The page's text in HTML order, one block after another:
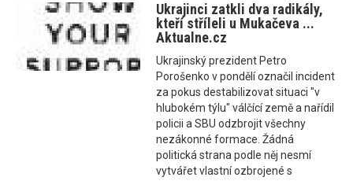
Ukrajinci zatkli dva radikály,
kteří stříleli u Mukačeva ...
Aktualne.cz
Ukrajinský prezident Petro
Porošenko v pondělí označil incident
za pokus destabilizovat situaci "v
hlubokém týlu" válčící země a nařídil
policii a SBU odzbrojit všechny
nezákonné formace. Žádná
politická strana podle něj nesmí
vytvářet vlastní ozbrojené s